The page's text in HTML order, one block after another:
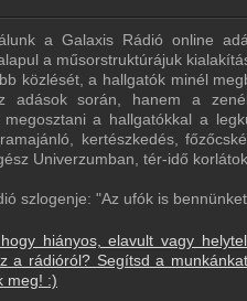
a Galaxis Rádió online
a műsorstruktúrájuk
közlését, a hallgatók minél
adások során, hanem a
megosztani a hallgatókkal a
kertészkedés,
Univerzumban, tér-idő
szlogenje: "Az ufók is
hiányos, elavult vagy
a rádióról? Segítsd a
meg! :)